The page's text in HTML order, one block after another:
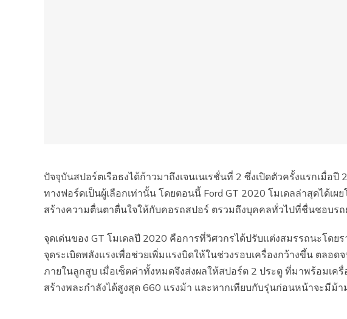
ปัจจุบันสปอร์ตเรือธงได้ก้าวมาถึงเจนเนเรชั่นที่ 2 ซึ่งเปิดตัวครั้งแรกเมื่อ
ทางฟอร์ดเป็นผู้เลือกเท่านั้น โดยตอนนี้ Ford GT 2020 โมเดลล่าสุดได้เ
สร้างความตื่นตาตื่นใจให้กับคอรถสปอร์ ตรวมถึงบุคคลทั่วไปที่ชื่นชอบรถ
จุดเด่นของ GT โมเดลปี 2020 คือการที่วิศวกรได้ปรับแต่งสมรรถนะโดย
จุดระเบิดพลังแรงเพื่อช่วยเพิ่มแรงบิดให้ในช่วงรอบเครื่องกว้างขึ้น ตลอ
ภายในลูกสูบ เมื่อเซ็ตค่าทั้งหมดจึงส่งผลให้สปอร์ต 2 ประตู ที่มาพร้อมเค
สร้างพละกำลังได้สูงสุด 660 แรงม้า และหากเทียบกับรุ่นก่อนหน้าจะมีม้า